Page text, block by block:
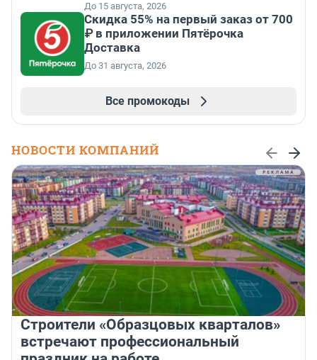
До 15 августа, 2026
Скидка 55% на первый заказ от 700
₽ в приложении Пятёрочка
Доставка
До 31 августа, 2026
Все промокоды
НОВОСТИ КОМПАНИЙ
Строители «Образцовых кварталов»
встречают профессиональный